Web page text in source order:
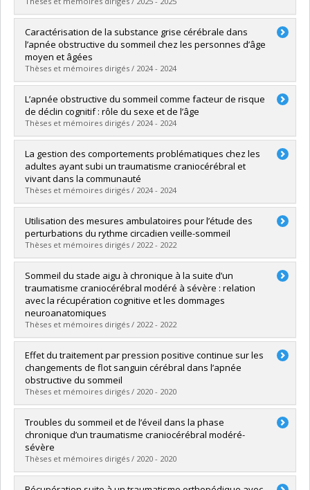
personnes rencontrées provenant des milieux de la
recherche, clinique, de l'industrie/privé,
communautaire et du monde du travail, y compris les
syndicats)
Diplômé(e) :Kalantari, Narges
Cycle :Doctorat
Diplôme obtenu :
Lien vers le document dans Papyrus
Caractérisation de la substance grise cérébrale dans
l’apnée obstructive du sommeil chez les personnes d’âge
moyen et âgées
Thèses et mémoires dirigés / 2024 - 2024
Diplômé(e) :Martineau-Dussault, Marie-Ève
Cycle :Doctorat
Diplôme obtenu :Ph. D.
Lien vers le document dans Papyrus
L’apnée obstructive du sommeil comme facteur de risque
de déclin cognitif : rôle du sexe et de l’âge
Thèses et mémoires dirigés / 2024 - 2024
Diplômé(e) :Legault, Julie
Cycle :Doctorat
Diplôme obtenu :Ph. D.
Lien vers le document dans Papyrus
La gestion des comportements problématiques chez les
adultes ayant subi un traumatisme craniocérébral et
vivant dans la communauté
Thèses et mémoires dirigés / 2024 - 2024
Diplômé(e) :Hendryckx, Charlotte
Cycle :Doctorat
Diplôme obtenu :Ph. D.
Lien vers le document dans Papyrus
Utilisation des mesures ambulatoires pour l’étude des
perturbations du rythme circadien veille-sommeil
Thèses et mémoires dirigés / 2022 - 2022
Diplômé(e) :Van der Maren-Paquet, Solenne
Cycle :Doctorat
Diplôme obtenu :Ph. D.
Lien vers le document dans Papyrus
Sommeil du stade aigu à chronique à la suite d’un
traumatisme craniocérébral modéré à sévère : relation
avec la récupération cognitive et les dommages
neuroanatomiques
Thèses et mémoires dirigés / 2022 - 2022
Diplômé(e) :Sanchez-Gonzalez, Erlan
Cycle :Doctorat
Diplôme obtenu :Ph. D.
Lien vers le document dans Papyrus
Effet du traitement par pression positive continue sur les
changements de flot sanguin cérébral dans l’apnée
obstructive du sommeil
Thèses et mémoires dirigés / 2020 - 2020
Diplômé(e) :L'Heureux, Francis
Cycle :Maîtrise
Diplôme obtenu :
Lien vers le document dans Papyrus
Troubles du sommeil et de l’éveil dans la phase
chronique d’un traumatisme craniocérébral modéré-
sévère
Thèses et mémoires dirigés / 2020 - 2020